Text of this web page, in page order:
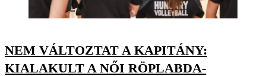
NEM VÁLTOZTAT A KAPITÁNY:
KIALAKULT A NŐI RÖPLABDA-